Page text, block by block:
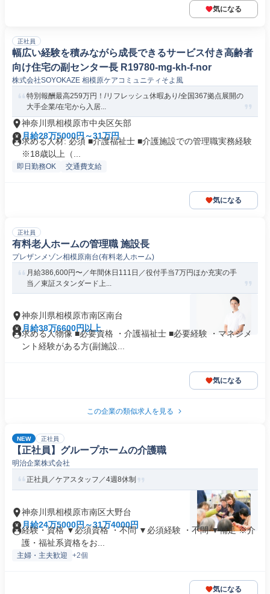
気になる
正社員
幅広い経験を積みながら成長できるサービス付き高齢者
向け住宅の副センター長 R19780-mg-kh-f-nor
株式会社SOYOKAZE 相模原ケアコミュニティそよ風
特別報酬最高259万円！/リフレッシュ休暇あり/全国367拠点展開の
大手企業/在宅から入居...
神奈川県相模原市中央区矢部
月給28万5000円～31万円
求める人材: 必須 ■介護福祉士 ■介護施設での管理職実務経験
※18歳以上（...
即日勤務OK 交通費支給
気になる
正社員
有料老人ホームの管理職 施設長
プレザンメゾン相模原南台(有料老人ホーム)
月給386,600円〜／年間休日111日／役付手当7万円ほか充実の手
当／東証スタンダード上...
神奈川県相模原市南区南台
月給38万6600円以上
求める人物像 ■必要資格 ・介護福祉士 ■必要経験 ・マネジメ
ント経験がある方(副施設...
気になる
この企業の類似求人を見る
NEW 正社員
【正社員】グループホームの介護職
明治企業株式会社
正社員／ケアスタッフ／4週8休制
神奈川県相模原市南区大野台
月給24万5000円～31万4000円
経験・資格 ▼必須資格 ・不問 ▼必須経験 ・不問 ▼補足 ※介
護・福祉系資格をお...
主婦・主夫歓迎 +2個
気になる